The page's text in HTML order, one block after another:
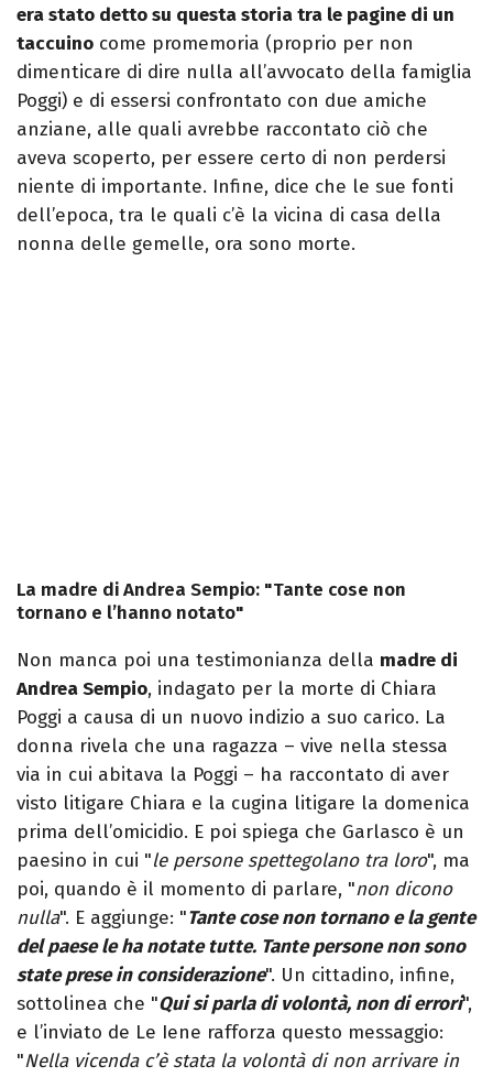
era stato detto su questa storia tra le pagine di un
taccuino come promemoria (proprio per non
dimenticare di dire nulla all’avvocato della famiglia
Poggi) e di essersi confrontato con due amiche
anziane, alle quali avrebbe raccontato ciò che
aveva scoperto, per essere certo di non perdersi
niente di importante. Infine, dice che le sue fonti
dell’epoca, tra le quali c’è la vicina di casa della
nonna delle gemelle, ora sono morte.
La madre di Andrea Sempio: "Tante cose non
tornano e l’hanno notato"
Non manca poi una testimonianza della madre di
Andrea Sempio, indagato per la morte di Chiara
Poggi a causa di un nuovo indizio a suo carico. La
donna rivela che una ragazza – vive nella stessa
via in cui abitava la Poggi – ha raccontato di aver
visto litigare Chiara e la cugina litigare la domenica
prima dell’omicidio. E poi spiega che Garlasco è un
paesino in cui "le persone spettegolano tra loro", ma
poi, quando è il momento di parlare, "non dicono
nulla". E aggiunge: "Tante cose non tornano e la gente
del paese le ha notate tutte. Tante persone non sono
state prese in considerazione". Un cittadino, infine,
sottolinea che "Qui si parla di volontà, non di errori",
e l’inviato de Le Iene rafforza questo messaggio:
"Nella vicenda c’è stata la volontà di non arrivare in